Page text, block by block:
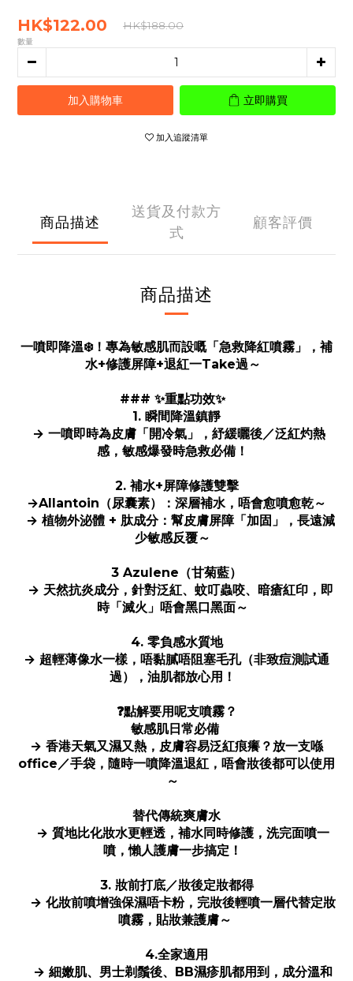
HK$122.00 HK$188.00
數量
加入購物車 立即購買
加入追蹤清單
商品描述
送貨及付款方
式
顧客評價
商品描述
一噴即降溫❄️！專為敏感肌而設嘅「急救降紅噴霧」，補
水+修護屏障+退紅一Take過～
### ✨重點功效✨
1. 瞬間降溫鎮靜
→ 一噴即時為皮膚「開冷氣」，紓緩曬後／泛紅灼熱
感，敏感爆發時急救必備！
2. 補水+屏障修護雙擊
→Allantoin（尿囊素）：深層補水，唔會愈噴愈乾～
→ 植物外泌體 + 肽成分：幫皮膚屏障「加固」，長遠減
少敏感反覆～
3 Azulene（甘菊藍）
→ 天然抗炎成分，針對泛紅、蚊叮蟲咬、暗瘡紅印，即
時「滅火」唔會黑口黑面～
4. 零負感水質地
→ 超輕薄像水一樣，唔黏膩唔阻塞毛孔（非致痘測試通
過），油肌都放心用！
❓點解要用呢支噴霧？
敏感肌日常必備
→ 香港天氣又濕又熱，皮膚容易泛紅痕癢？放一支喺
office／手袋，隨時一噴降溫退紅，唔會妝後都可以使用
～
替代傳統爽膚水
→ 質地比化妝水更輕透，補水同時修護，洗完面噴一
噴，懶人護膚一步搞定！
3. 妝前打底／妝後定妝都得
→ 化妝前噴增強保濕唔卡粉，完妝後輕噴一層代替定妝
噴霧，貼妝兼護膚～
4.全家適用
→ 細嫩肌、男士剃鬚後、BB濕疹肌都用到，成分溫和